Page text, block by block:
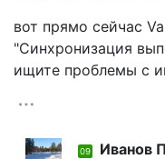
вот прямо сейчас
"Синхронизация
ищите проблемы с
09 Иванов